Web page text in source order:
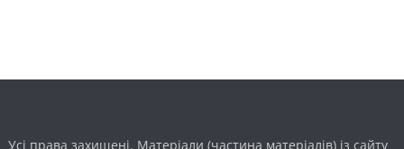
Усі права захищені. Матеріали (частина матеріалів) із сайту